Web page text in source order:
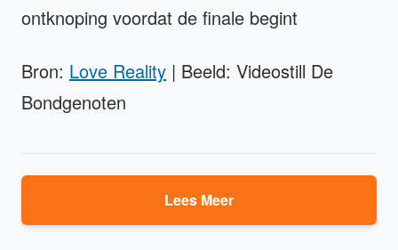
ontknoping voordat de finale begint
Bron: Love Reality | Beeld: Videostill De
Bondgenoten
Lees Meer